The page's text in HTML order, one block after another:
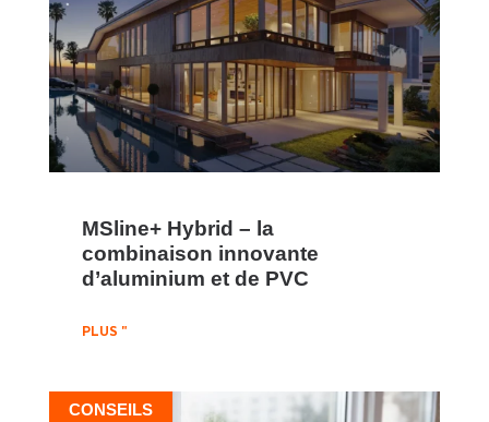
MSline+ Hybrid – la
combinaison innovante
d’aluminium et de PVC
PLUS "
CONSEILS